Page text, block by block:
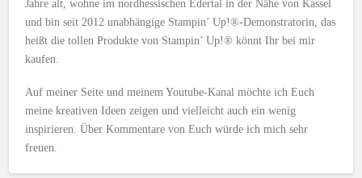
Jahre alt, wohne im nordhessischen Edertal in der Nähe von Kassel
und bin seit 2012 unabhängige Stampin’ Up!®-Demonstratorin, das
heißt die tollen Produkte von Stampin’ Up!® könnt Ihr bei mir
kaufen.
Auf meiner Seite und meinem Youtube-Kanal möchte ich Euch
meine kreativen Ideen zeigen und vielleicht auch ein wenig
inspirieren. Über Kommentare von Euch würde ich mich sehr
freuen.